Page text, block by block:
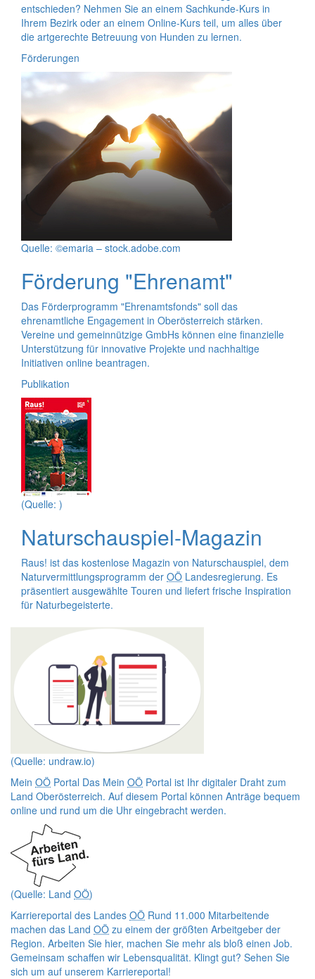
entschieden? Nehmen Sie an einem Sachkunde-Kurs in
Ihrem Bezirk oder an einem Online-Kurs teil, um alles über
die artgerechte Betreuung von Hunden zu lernen.
Förderungen
Quelle: ©emaria – stock.adobe.com
Förderung "Ehrenamt"
Das Förderprogramm "Ehrenamtsfonds" soll das
ehrenamtliche Engagement in Oberösterreich stärken.
Vereine und gemeinnützige GmbHs können eine finanzielle
Unterstützung für innovative Projekte und nachhaltige
Initiativen online beantragen.
Publikation
(Quelle: )
Naturschauspiel-Magazin
Raus! ist das kostenlose Magazin von Naturschauspiel, dem
Naturvermittlungsprogramm der OÖ Landesregierung. Es
präsentiert ausgewählte Touren und liefert frische Inspiration
für Naturbegeisterte.
(Quelle: undraw.io)
Mein OÖ Portal Das Mein OÖ Portal ist Ihr digitaler Draht zum
Land Oberösterreich. Auf diesem Portal können Anträge bequem
online und rund um die Uhr eingebracht werden.
(Quelle: Land OÖ)
Karriereportal des Landes OÖ Rund 11.000 Mitarbeitende
machen das Land OÖ zu einem der größten Arbeitgeber der
Region. Arbeiten Sie hier, machen Sie mehr als bloß einen Job.
Gemeinsam schaffen wir Lebensqualität. Klingt gut? Sehen Sie
sich um auf unserem Karriereportal!